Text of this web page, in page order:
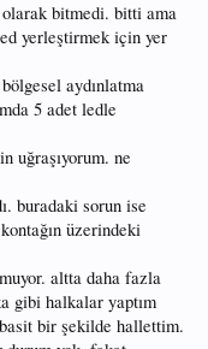
bitmedi. bitti ama
yerleştirmek için yer
aydınlatma
5 adet ledle
uğraşıyorum. ne
buradaki sorun ise
üzerindeki
altta daha fazla
gibi halkalar yaptım
bir şekilde hallettim.